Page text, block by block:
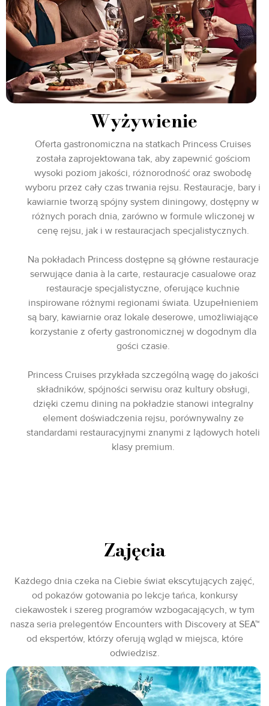
Wyżywienie
Oferta gastronomiczna na statkach Princess Cruises
została zaprojektowana tak, aby zapewnić gościom
wysoki poziom jakości, różnorodność oraz swobodę
wyboru przez cały czas trwania rejsu. Restauracje, bary i
kawiarnie tworzą spójny system diningowy, dostępny w
różnych porach dnia, zarówno w formule wliczonej w
cenę rejsu, jak i w restauracjach specjalistycznych.
Na pokładach Princess dostępne są główne restauracje
serwujące dania à la carte, restauracje casualowe oraz
restauracje specjalistyczne, oferujące kuchnie
inspirowane różnymi regionami świata. Uzupełnieniem
są bary, kawiarnie oraz lokale deserowe, umożliwiające
korzystanie z oferty gastronomicznej w dogodnym dla
gości czasie.
Princess Cruises przykłada szczególną wagę do jakości
składników, spójności serwisu oraz kultury obsługi,
dzięki czemu dining na pokładzie stanowi integralny
element doświadczenia rejsu, porównywalny ze
standardami restauracyjnymi znanymi z lądowych hoteli
klasy premium.
Zajęcia
Każdego dnia czeka na Ciebie świat ekscytujących zajęć,
od pokazów gotowania po lekcje tańca, konkursy
ciekawostek i szereg programów wzbogacających, w tym
nasza seria prelegentów Encounters with Discovery at SEA™
od ekspertów, którzy oferują wgląd w miejsca, które
odwiedzisz.